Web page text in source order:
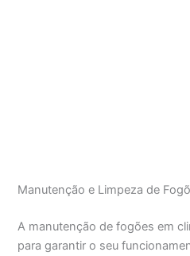
Manutenção e Limpeza de
A manutenção de fogões em
para garantir o seu